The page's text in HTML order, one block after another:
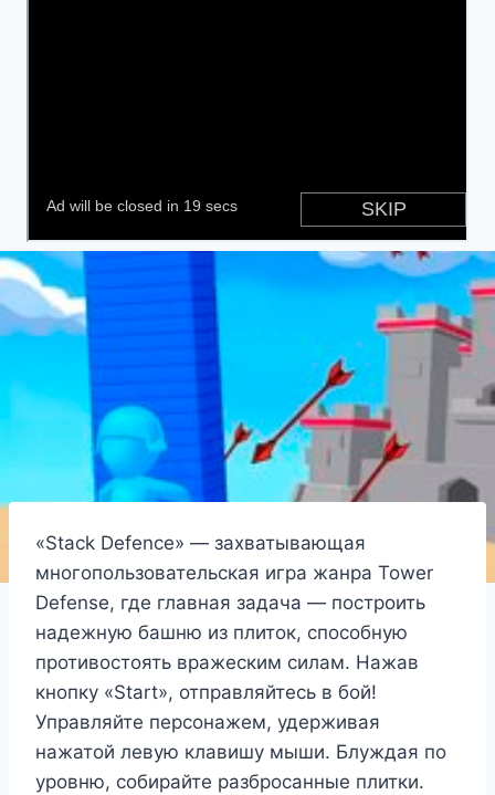
«Stack Defence» — захватывающая
многопользовательская игра жанра Tower
Defense, где главная задача — построить
надежную башню из плиток, способную
противостоять вражеским силам. Нажав
кнопку «Start», отправляйтесь в бой!
Управляйте персонажем, удерживая
нажатой левую клавишу мыши. Блуждая по
уровню, собирайте разбросанные плитки.